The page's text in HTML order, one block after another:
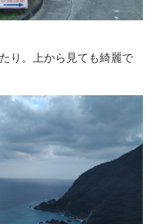
り。上から見ても綺麗で